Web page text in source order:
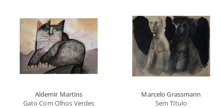
Aldemir Martins
Gato Com Olhos Verdes
Marcelo Grassmann
Sem Título